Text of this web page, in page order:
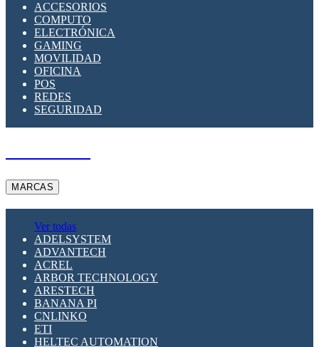
SUPRESOR DE TRANSIENTES SPDS PARA
APLICACIONES FOTOVOLTAICAS
ACCESORIOS
COMPUTO
ELECTRÓNICA
GAMING
MOVILIDAD
OFICINA
POS
REDES
SEGURIDAD
MARCAS
Ver todas
ADELSYSTEM
ADVANTECH
ACREL
ARBOR TECHNOLOGY
ARESTECH
BANANA PI
CNLINKO
ETI
HELTEC AUTOMATION